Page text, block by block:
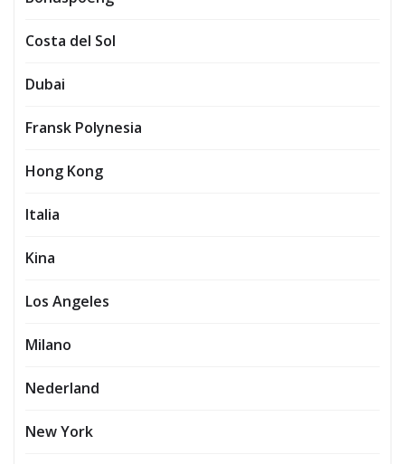
Costa del Sol
Dubai
Fransk Polynesia
Hong Kong
Italia
Kina
Los Angeles
Milano
Nederland
New York